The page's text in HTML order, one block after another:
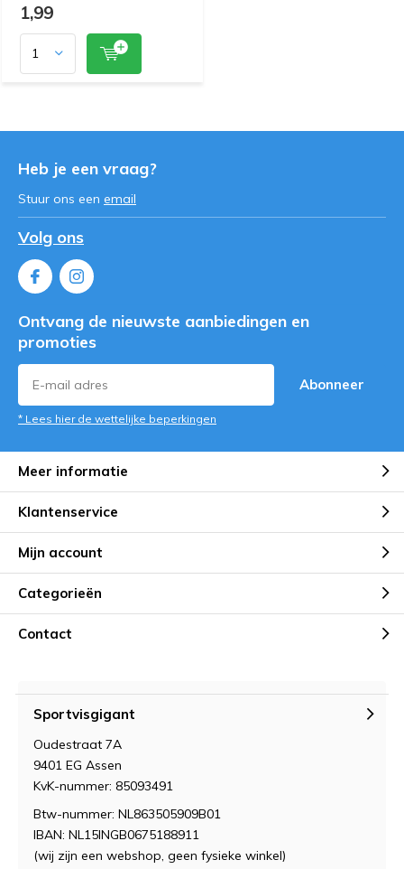
1,99
Heb je een vraag?
Stuur ons een email
Volg ons
Ontvang de nieuwste aanbiedingen en
promoties
Abonneer
* Lees hier de wettelijke beperkingen
Meer informatie
Klantenservice
Mijn account
Categorieën
Contact
Sportvisgigant
Oudestraat 7A
9401 EG Assen
KvK-nummer: 85093491
Btw-nummer: NL863505909B01
IBAN: NL15INGB0675188911
(wij zijn een webshop, geen fysieke winkel)